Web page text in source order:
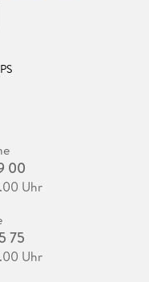
00
Uhr
75
Uhr